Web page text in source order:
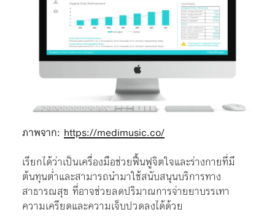
ภาพจาก: https://medimusic.co/
เรียกได้ว่าเป็นเครื่องมือช่วยฟื้นฟูจิตใจและร่างกายที่มี
ต้นทุนต่ำและสามารถนำมาใช้สนับสนุนบริการทาง
สาธารณสุข ที่อาจช่วยลดปริมาณการจ่ายยาบรรเทา
ความเครียดและความเจ็บปวดลงได้ด้วย